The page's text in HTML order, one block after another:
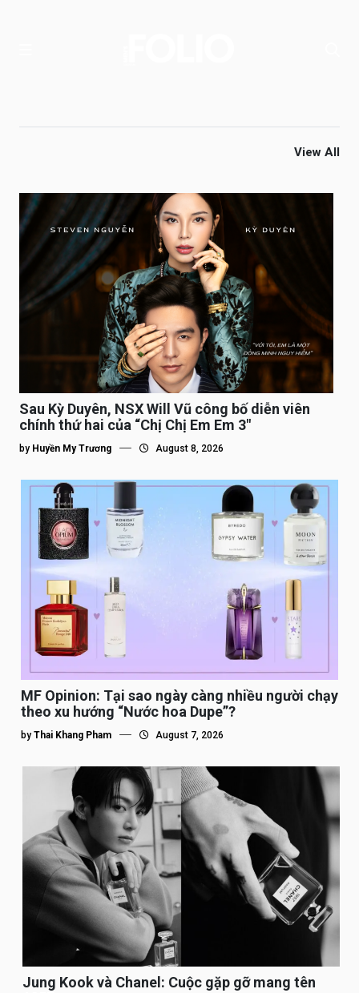
View All
Sau Kỳ Duyên, NSX Will Vũ công bố diễn viên
chính thứ hai của “Chị Chị Em Em 3″
by Huyền My Trương August 8, 2026
MF Opinion: Tại sao ngày càng nhiều người chạy
theo xu hướng “Nước hoa Dupe”?
by Thai Khang Pham August 7, 2026
Jung Kook và Chanel: Cuộc gặp gỡ mang tên